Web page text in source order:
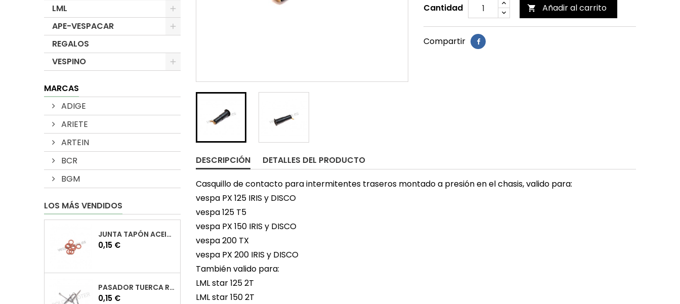
LML
APE-VESPACAR
REGALOS
VESPINO
MARCAS
ADIGE
ARIETE
ARTEIN
BCR
BGM
LOS MÁS VENDIDOS
JUNTA TAPÓN ACEITE VESPA
Precio
0,15 €
PASADOR TUERCA RUEDA VESPA
Precio
0,15 €
Cantidad
 Añadir al carrito
Compartir
DESCRIPCIÓN DETALLES DEL PRODUCTO
Casquillo de contacto para intermitentes traseros montado a presión en el chasis, valido para:
vespa PX 125 IRIS y DISCO
vespa 125 T5
vespa PX 150 IRIS y DISCO
vespa 200 TX
vespa PX 200 IRIS y DISCO
También valido para:
LML star 125 2T
LML star 150 2T